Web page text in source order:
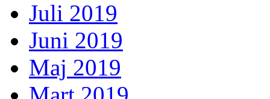
Juli 2019
Juni 2019
Maj 2019